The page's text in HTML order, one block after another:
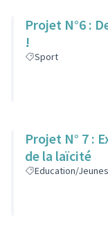
Projet N°6 :
!
Sport
Projet N° 7 :
de la laïcité
Education/